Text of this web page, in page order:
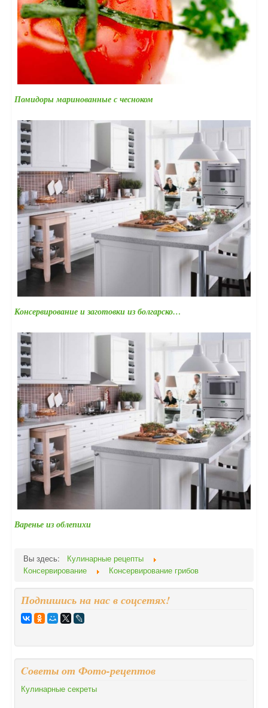
Помидоры маринованные с чесноком
Консервирование и заготовки из болгарско…
Варенье из облепихи
Вы здесь:
Кулинарные рецепты
Консервирование
Консервирование грибов
Подпишись на нас в соцсетях!
Cоветы от Фото-рецептов
Кулинарные секреты